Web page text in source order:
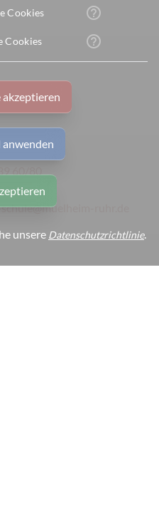
Cookies help_outline
Cookies help_outline
unsere Datenschutzrichtlinie.
99
ruhr.de